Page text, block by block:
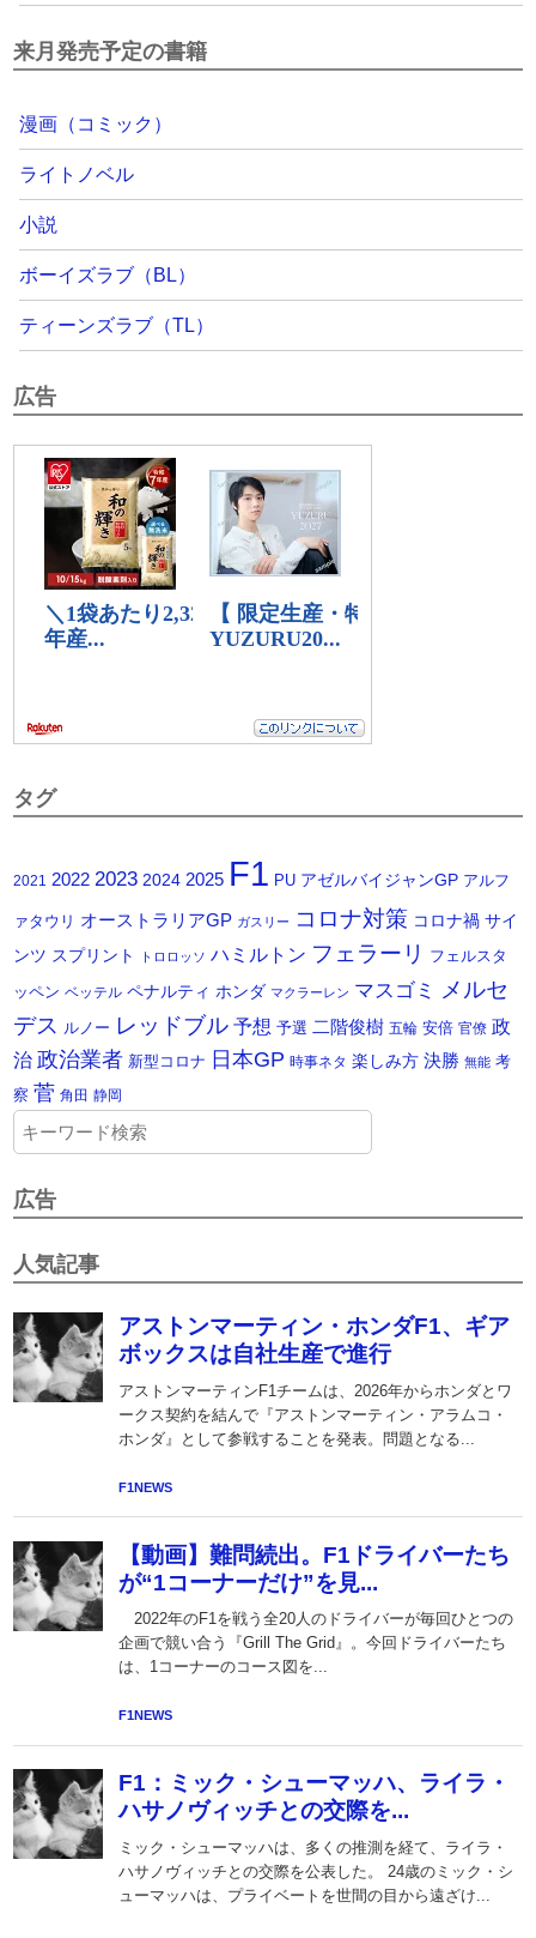
来月発売予定の書籍
漫画（コミック）
ライトノベル
小説
ボーイズラブ（BL）
ティーンズラブ（TL）
広告
タグ
2021 2022 2023 2024 2025 F1 PU アゼルバイジャンGP アルフ
ァタウリ オーストラリアGP ガスリー コロナ対策 コロナ禍 サイ
ンツ スプリント トロロッソ ハミルトン フェラーリ
フェルスタ
ッペン ベッテル ペナルティ ホンダ マクラーレン マスゴミ
メルセ
デス ルノー レッドブル 予想 予選 二階俊樹 五輪 安倍 官僚 政
治 政治業者 新型コロナ 日本GP 時事ネタ 楽しみ方 決勝 無能 考
察 菅 角田 静岡
広告
人気記事